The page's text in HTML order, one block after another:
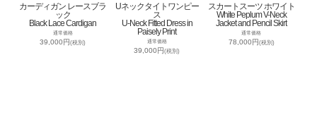
カーディガン レースブラ
ック
Black Lace Cardigan
通常価格
39,000円(税別)
Uネックタイトワンピー
ス
U-Neck Fitted Dress in
Paisely Print
通常価格
39,000円(税別)
スカートスーツ ホワイト
White Peplum V-Neck
Jacket and Pencil Skirt
通常価格
78,000円(税別)